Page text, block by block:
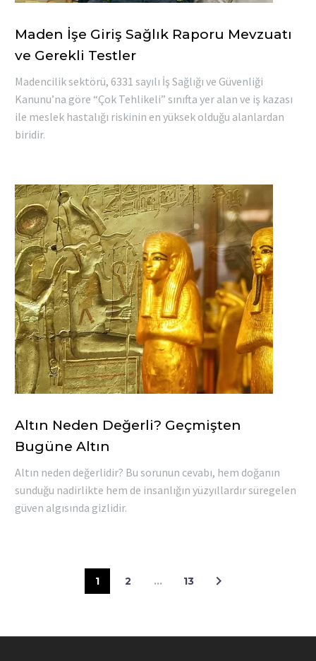
Maden İşe Giriş Sağlık Raporu Mevzuatı
ve Gerekli Testler
Madencilik sektörü, 6331 sayılı İş Sağlığı ve Güvenliği
Kanunu’na göre “Çok Tehlikeli” sınıfta yer alan ve iş kazası
ile meslek hastalığı riskinin en yüksek olduğu alanlardan
biridir.
Altın Neden Değerli? Geçmişten
Bugüne Altın
Altın neden değerlidir? Bu sorunun cevabı, hem doğanın
sunduğu nadirlikte hem de insanlığın yüzyıllardır süregelen
güven algısında gizlidir.
1 2 … 13